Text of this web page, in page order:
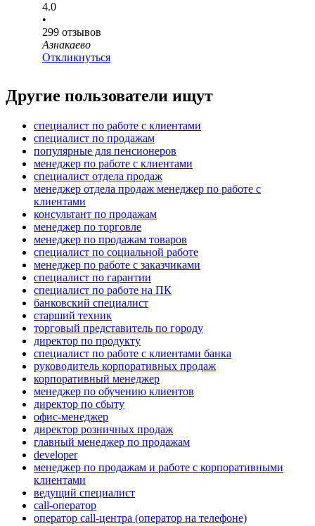
4.0
•
299 отзывов
Азнакаево
Откликнуться
Другие пользователи ищут
специалист по работе с клиентами
специалист по продажам
популярные для пенсионеров
менеджер по работе с клиентами
специалист отдела продаж
менеджер отдела продаж менеджер по работе с
клиентами
консультант по продажам
менеджер по торговле
менеджер по продажам товаров
специалист по социальной работе
менеджер по работе с заказчиками
специалист по гарантии
специалист по работе на ПК
банковский специалист
старший техник
торговый представитель по городу
директор по продукту
специалист по работе с клиентами банка
руководитель корпоративных продаж
корпоративный менеджер
менеджер по обучению клиентов
директор по сбыту
офис-менеджер
директор розничных продаж
главный менеджер по продажам
developer
менеджер по продажам и работе с корпоративными
клиентами
ведущий специалист
call-оператор
оператор call-центра (оператор на телефоне)